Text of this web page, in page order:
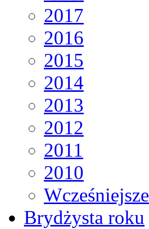
2017
2016
2015
2014
2013
2012
2011
2010
Wcześniejsze
Brydżysta roku